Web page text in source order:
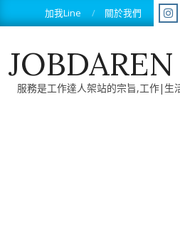
to
加我Line 關於我們
服務是工作達人架站的宗旨,工作|